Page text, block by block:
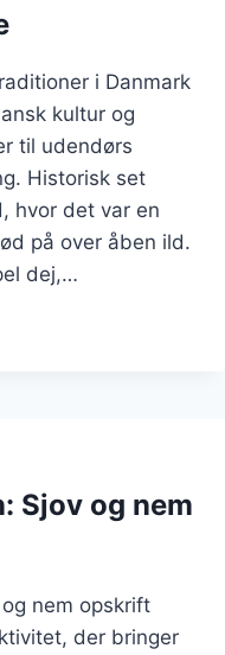
i Danmark
kultur og
til udendørs
Historisk set
hvor det var en
på over åben ild.
dej,…
Sjov og nem
nem opskrift
der bringer